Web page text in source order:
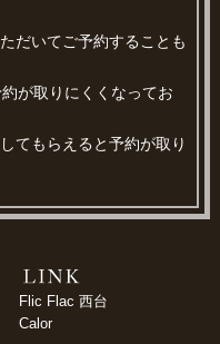
だいてご予約することも
が取りにくくなってお
てもらえると予約が取り
Flic Flac 西台
Calor